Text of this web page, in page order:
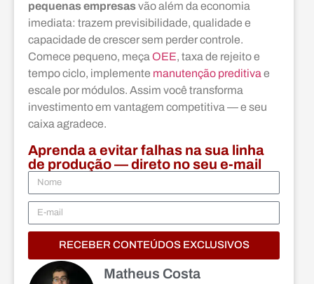
pequenas empresasvão além da economia
imediata: trazem previsibilidade, qualidade e
capacidade de crescer sem perder controle.
Comece pequeno, meça OEE, taxa de rejeito e
tempo ciclo, implemente manutenção preditiva e
escale por módulos. Assim você transforma
investimento em vantagem competitiva — e seu
caixa agradece.
Aprenda a evitar falhas na sua linha
de produção — direto no seu e-mail
RECEBER CONTEÚDOS EXCLUSIVOS
Matheus Costa